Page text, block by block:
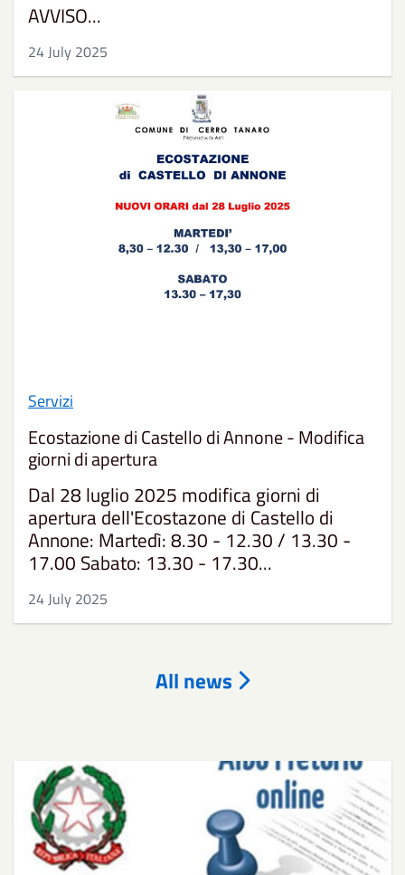
AVVISO...
24 July 2025
Servizi
Ecostazione di Castello di Annone - Modifica
giorni di apertura
Dal 28 luglio 2025 modifica giorni di
apertura dell'Ecostazone di Castello di
Annone: Martedì: 8.30 - 12.30 / 13.30 -
17.00 Sabato: 13.30 - 17.30...
24 July 2025
All news